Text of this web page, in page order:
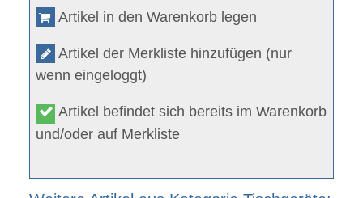
Artikel in den Warenkorb legen
Artikel der Merkliste hinzufügen (nur
wenn eingeloggt)
Artikel befindet sich bereits im Warenkorb
und/oder auf Merkliste